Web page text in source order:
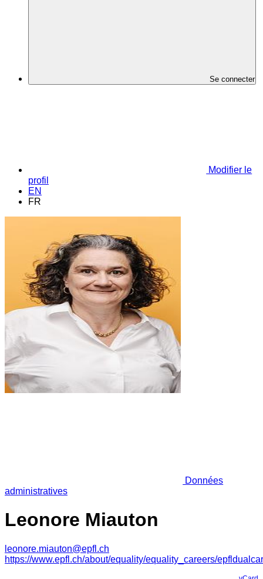
Se connecter
Modifier le
profil
EN
FR
Données
administratives
Leonore Miauton
leonore.miauton@epfl.ch
https://www.epfl.ch/about/equality/equality_careers/